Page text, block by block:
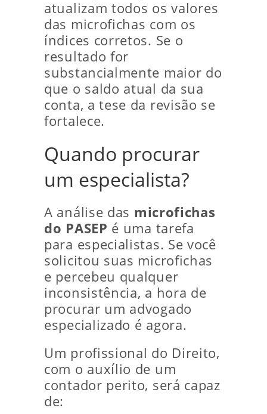
atualizam todos os valores
das microfichas com os
índices corretos. Se o
resultado for
substancialmente maior do
que o saldo atual da sua
conta, a tese da revisão se
fortalece.
Quando procurar
um especialista?
A análise das microfichas
do PASEP é uma tarefa
para especialistas. Se você
solicitou suas microfichas
e percebeu qualquer
inconsistência, a hora de
procurar um advogado
especializado é agora.
Um profissional do Direito,
com o auxílio de um
contador perito, será capaz
de: